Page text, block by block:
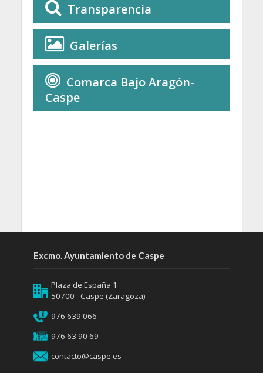
Transparencia
Galerías
Comarca Bajo Aragón-
Caspe
Excmo. Ayuntamiento de Caspe
Plaza de España 1
50700 - Caspe (Zaragoza)
976 639 066
976 63 90 69
contacto@caspe.es